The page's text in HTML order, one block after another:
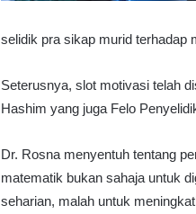
selidik pra sikap murid terhadap
Seterusnya, slot motivasi telah
Hashim yang juga Felo
Dr. Rosna menyentuh tentang
matematik bukan sahaja untuk
seharian, malah untuk